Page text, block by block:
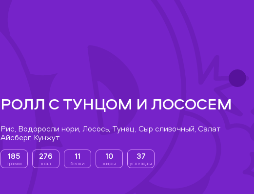
РОЛЛ С ТУНЦОМ И ЛОСОСЕМ
Рис, Водоросли нори, Лосось, Тунец, Сыр сливочный, Салат
Айсберг, Кунжут
185
грамм
276
ккал
11
белки
10
жиры
37
углеводы